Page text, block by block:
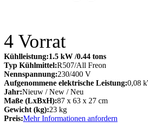
4 Vorrat
Kühlleistung:1.5 kW /0.44 tons
Typ Kühlmittel:R507/All Freon
Nennspannung:230/400 V
Aufgenommene elektrische Leistung:0,08
Jahr:Nieuw / New / Neu
Maße (LxBxH):87 x 63 x 27 cm
Gewicht (kg):23 kg
Preis:Mehr Informationen anfordern